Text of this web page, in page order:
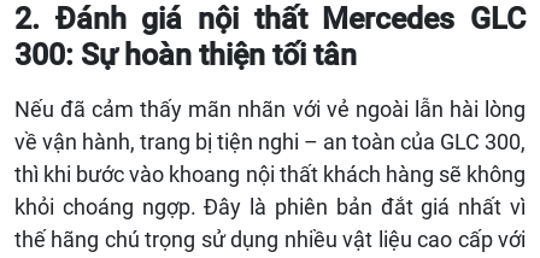
2. Đánh giá nội thất Mercedes GLC
300: Sự hoàn thiện tối tân
Nếu đã cảm thấy mãn nhãn với vẻ ngoài lẫn hài lòng
về vận hành, trang bị tiện nghi – an toàn của GLC 300,
thì khi bước vào khoang nội thất khách hàng sẽ không
khỏi choáng ngợp. Đây là phiên bản đắt giá nhất vì
thế hãng chú trọng sử dụng nhiều vật liệu cao cấp với